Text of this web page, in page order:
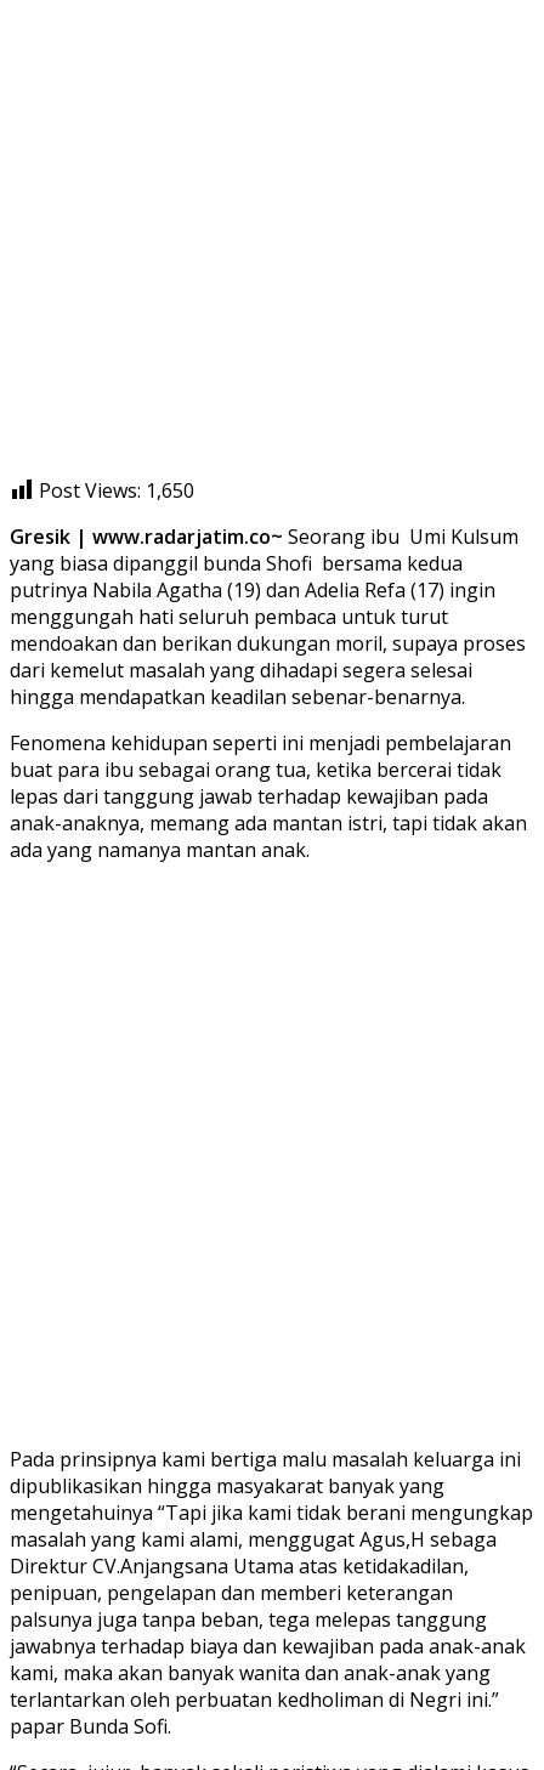
Post Views: 1,650
Gresik | www.radarjatim.co~ Seorang ibu Umi Kulsum
yang biasa dipanggil bunda Shofi bersama kedua
putrinya Nabila Agatha (19) dan Adelia Refa (17) ingin
menggungah hati seluruh pembaca untuk turut
mendoakan dan berikan dukungan moril, supaya proses
dari kemelut masalah yang dihadapi segera selesai
hingga mendapatkan keadilan sebenar-benarnya.
Fenomena kehidupan seperti ini menjadi pembelajaran
buat para ibu sebagai orang tua, ketika bercerai tidak
lepas dari tanggung jawab terhadap kewajiban pada
anak-anaknya, memang ada mantan istri, tapi tidak akan
ada yang namanya mantan anak.
Pada prinsipnya kami bertiga malu masalah keluarga ini
dipublikasikan hingga masyakarat banyak yang
mengetahuinya “Tapi jika kami tidak berani mengungkap
masalah yang kami alami, menggugat Agus,H sebaga
Direktur CV.Anjangsana Utama atas ketidakadilan,
penipuan, pengelapan dan memberi keterangan
palsunya juga tanpa beban, tega melepas tanggung
jawabnya terhadap biaya dan kewajiban pada anak-anak
kami, maka akan banyak wanita dan anak-anak yang
terlantarkan oleh perbuatan kedholiman di Negri ini.”
papar Bunda Sofi.